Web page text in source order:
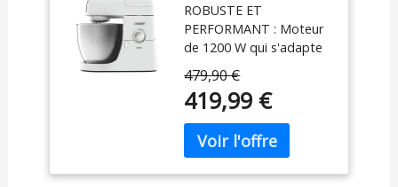
Crochets et Fouets
pour Pétrir, Idéal
pour Monter et
Mélanger, Bol de
6.7 L Lavable au
Lave-Vaisselle,
1200W, Blanc
ROBUSTE ET
PERFORMANT : Moteur
de 1200 W qui s'adapte
opération ; utilisez
seulement la puissance
nécessaire CREEZ : Votre
aide la plus précieuse en
cuisine, jour après jour,
pour pétrir, battre,
479,90 €
419,99 €